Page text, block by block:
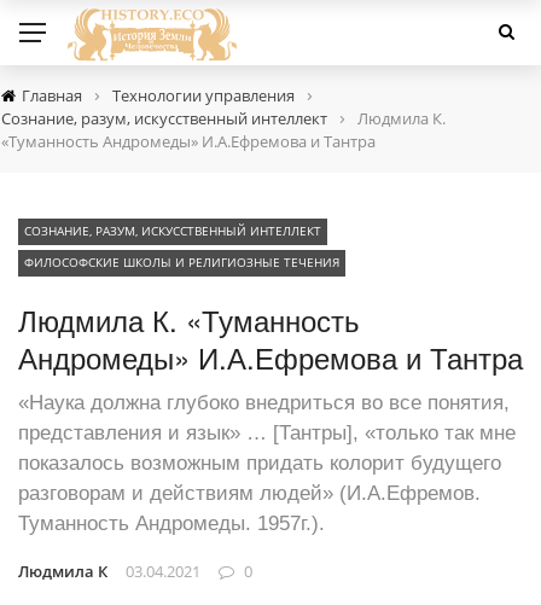
Главная › Технологии управления ›
Сознание, разум, искусственный интеллект ›
Людмила К.
«Туманность Андромеды» И.А.Ефремова и Тантра
СОЗНАНИЕ, РАЗУМ, ИСКУССТВЕННЫЙ ИНТЕЛЛЕКТ
ФИЛОСОФСКИЕ ШКОЛЫ И РЕЛИГИОЗНЫЕ ТЕЧЕНИЯ
Людмила К. «Туманность
Андромеды» И.А.Ефремова и Тантра
«Наука должна глубоко внедриться во все понятия,
представления и язык» … [Тантры], «только так мне
показалось возможным придать колорит будущего
разговорам и действиям людей» (И.А.Ефремов.
Туманность Андромеды. 1957г.).
Людмила К 03.04.2021 0